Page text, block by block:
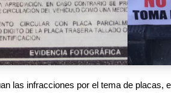
las infracciones por el tema de placas,